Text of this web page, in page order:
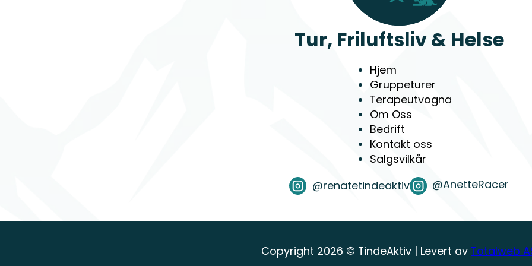
Tur, Friluftsliv & Helse
Hjem
Gruppeturer
Terapeutvogna
Om Oss
Bedrift
Kontakt oss
Salgsvilkår
@renatetindeaktiv
@AnetteRacer
Copyright 2026 © TindeAktiv | Levert av Totalweb